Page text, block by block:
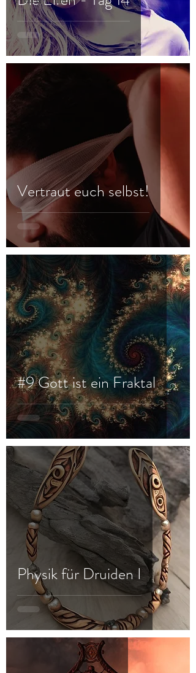
Vertraut euch selbst!
#9 Gott ist ein Fraktal
Physik für Druiden I